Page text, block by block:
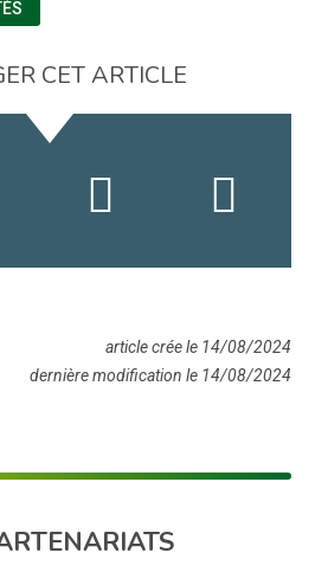
CET ARTICLE
article crée le 14/08/2024
dernière modification le 14/08/2024